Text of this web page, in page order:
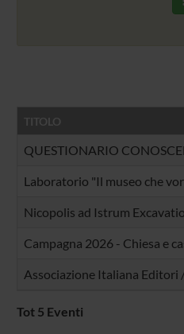
TITOLO
QUESTIONARIO
Laboratorio "Il museo che
Nicopolis ad Istrum
Campagna 2026 - Chiesa e
Associazione Italiana
Tot 5 Eventi